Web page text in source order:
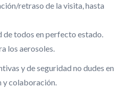
retraso de la visita, hasta
de todos en perfecto estado.
los aerosoles.
y de seguridad no dudes en
y colaboración.